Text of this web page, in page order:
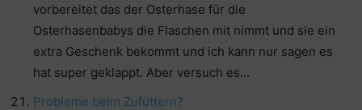
vorbereitet das der Osterhase für die
Osterhasenbabys die Flaschen mit nimmt und sie ein
extra Geschenk bekommt und ich kann nur sagen es
hat super geklappt. Aber versuch es…
Probleme beim Zufüttern?